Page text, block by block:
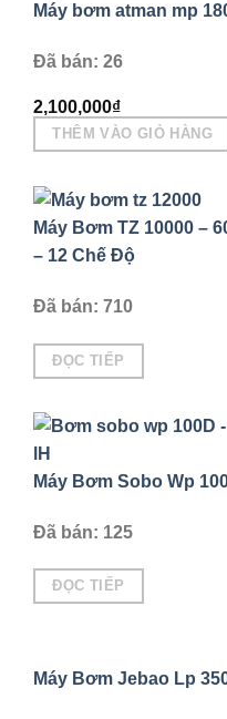
Máy bơm atman mp
Đã bán: 26
2,100,000₫
THÊM VÀO GIỎ HÀNG
Máy Bơm TZ 10000 –
– 12 Chế Độ
Đã bán: 710
ĐỌC TIẾP
Máy Bơm Sobo Wp
Đã bán: 125
ĐỌC TIẾP
Máy Bơm Jebao Lp